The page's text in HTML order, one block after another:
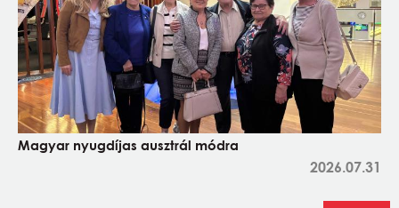
Magyar nyugdíjas ausztrál módra
2026.07.31